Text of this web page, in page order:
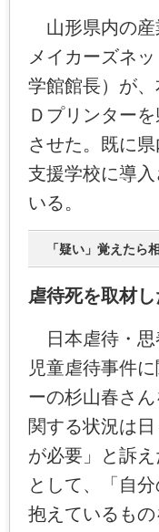
山形県内の産
メイカーズネ
学館館長）が
Ｄプリンター
させた。既に
支援学校に導
いる。
「疑い」覚えたら
虐待死を取材
日本虐待・思
児童虐待事件
ーの杉山春さ
関する状況は
が必要」と訴
として、「自
抱えているも